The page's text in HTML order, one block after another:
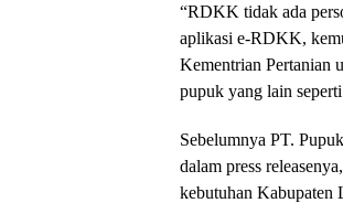
“RDKK tidak ada
aplikasi e-RDKK,
Kementrian Pertanian
pupuk yang lain
Sebelumnya PT.
dalam press
kebutuhan Kabupaten